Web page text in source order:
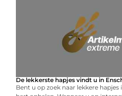
De lekkerste hapjes vindt u in
Bent u op zoek naar lekkere